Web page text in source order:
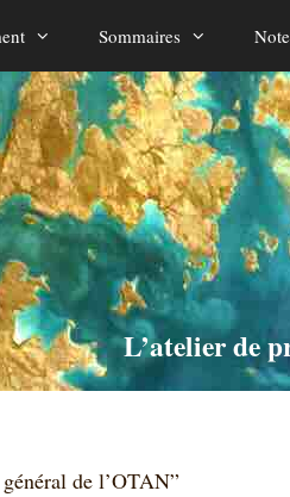
Sommaires
L’atelier de
de l’OTAN”